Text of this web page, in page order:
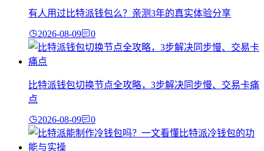
有人用过比特派钱包么？亲测3年的真实体验分享
2026-08-09 0
比特派钱包切换节点全攻略，3步解决同步慢、交易卡痛
点
2026-08-09 0